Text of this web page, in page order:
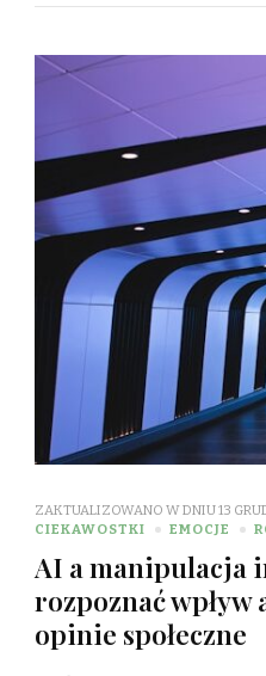
ZAKTUALIZOWANO W DNIU13
CIEKAWOSTKI
EMOCJE
AI a manipulacja
rozpoznać
opinie społeczne